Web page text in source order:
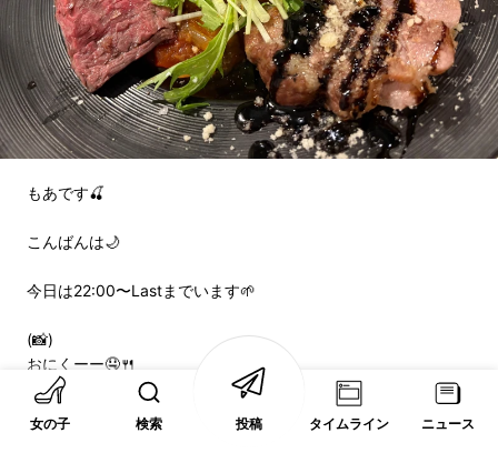
もあです🍒
こんばんは🌙
今日は22:00〜Lastまでいます🌱
(📸)
おにくーー🤤🍴
鴨が思ったより柔らかくて美味しかった🦆
ごちそうさまでした✨
女の子 検索 投稿 タイムライン ニュース